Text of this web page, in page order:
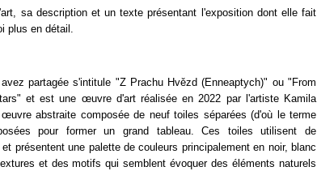
sa description et un texte présentant l'exposition dont elle fait
plus en détail.
partagée s'intitule "Z Prachu Hvězd (Enneaptych)" ou "From
et est une œuvre d'art réalisée en 2022 par l'artiste Kamila
abstraite composée de neuf toiles séparées (d'où le terme
pour former un grand tableau. Ces toiles utilisent de
présentent une palette de couleurs principalement en noir, blanc
et des motifs qui semblent évoquer des éléments naturels